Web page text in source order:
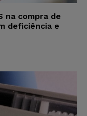
na compra de
deficiência e